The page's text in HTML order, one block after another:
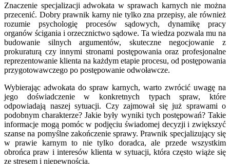
Znaczenie specjalizacji adwokata w sprawach karnych nie można
przecenić. Dobry prawnik karny nie tylko zna przepisy, ale również
rozumie psychologię procesów sądowych, dynamikę pracy
organów ścigania i orzecznictwo sądowe. Ta wiedza pozwala mu na
budowanie silnych argumentów, skuteczne negocjowanie z
prokuraturą czy innymi stronami postępowania oraz profesjonalne
reprezentowanie klienta na każdym etapie procesu, od postępowania
przygotowawczego po postępowanie odwoławcze.
Wybierając adwokata do spraw karnych, warto zwrócić uwagę na
jego doświadczenie w konkretnych typach spraw, które
odpowiadają naszej sytuacji. Czy zajmował się już sprawami o
podobnym charakterze? Jakie były wyniki tych postępowań? Takie
informacje mogą pomóc w podjęciu świadomej decyzji i zwiększyć
szanse na pomyślne zakończenie sprawy. Prawnik specjalizujący się
w prawie karnym to nie tylko doradca, ale przede wszystkim
obrońca praw i interesów klienta w sytuacji, która często wiąże się
ze stresem i niepewnością.